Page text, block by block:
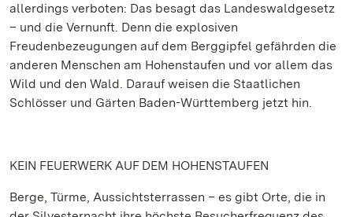
allerdings verboten: Das besagt das Landeswaldgesetz
– und die Vernunft. Denn die explosiven
Freudenbezeugungen auf dem Berggipfel gefährden die
anderen Menschen am Hohenstaufen und vor allem das
Wild und den Wald. Darauf weisen die Staatlichen
Schlösser und Gärten Baden-Württemberg jetzt hin.
KEIN FEUERWERK AUF DEM HOHENSTAUFEN
Berge, Türme, Aussichtsterrassen – es gibt Orte, die in